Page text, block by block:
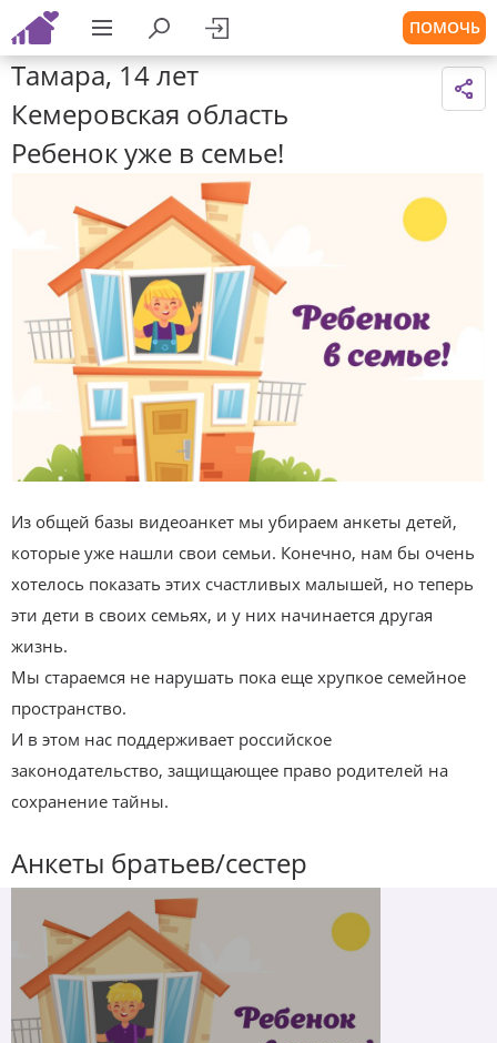
ПОМОЧЬ
Тамара, 14 лет
Кемеровская область
Ребенок уже в семье!
Из общей базы видеоанкет мы убираем анкеты детей,
которые уже нашли свои семьи. Конечно, нам бы очень
хотелось показать этих счастливых малышей, но теперь
эти дети в своих семьях, и у них начинается другая
жизнь.
Мы стараемся не нарушать пока еще хрупкое семейное
пространство.
И в этом нас поддерживает российское
законодательство, защищающее право родителей на
сохранение тайны.
Анкеты братьев/сестер